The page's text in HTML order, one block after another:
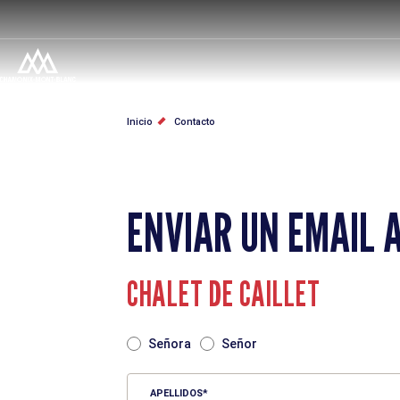
contenido
principal
SOBRESCRIBIR
AYUDA
NAVEGACIÓN
Inicio Contacto
ENVIAR UN EMAIL
CHALET DE CAILLET
Señora Señor
APELLIDOS